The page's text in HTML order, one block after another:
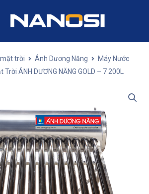
trời Ánh Dương Năng
Máy Nước
ÁNH DƯƠNG NĂNG GOLD – 7 200L